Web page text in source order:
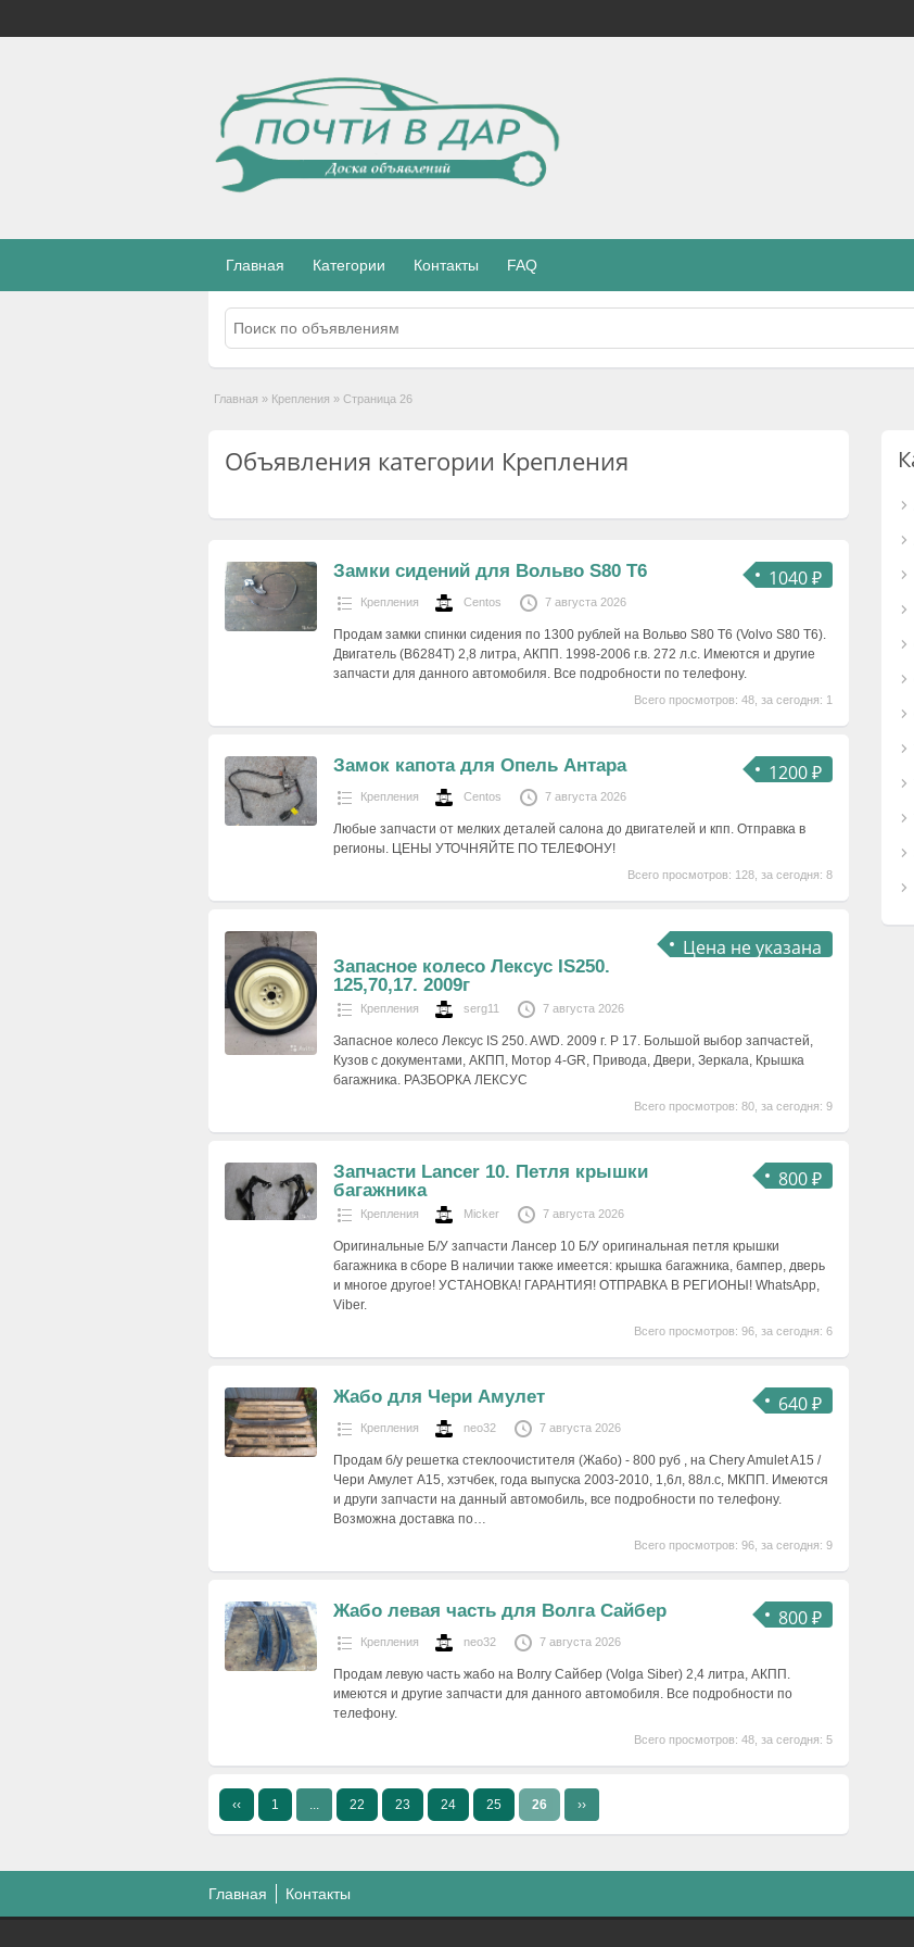
Главная Категории Контакты FAQ
Главная » Крепления » Страница 26
Объявления категории Крепления
1040 ₽
Замки сидений для Вольво S80 T6
Крепления Centos 7 августа 2026
Продам замки спинки сидения по 1300 рублей на Вольво S80 T6 (Volvo S80 T6).
Двигатель (B6284T) 2,8 литра, АКПП. 1998-2006 г.в. 272 л.с. Имеются и другие
запчасти для данного автомобиля. Все подробности по телефону.
Всего просмотров: 48, за сегодня: 1
1200 ₽
Замок капота для Опель Антара
Крепления Centos 7 августа 2026
Любые запчасти от мелких деталей салона до двигателей и кпп. Отправка в
регионы. ЦЕНЫ УТОЧНЯЙТЕ ПО ТЕЛЕФОНУ!
Всего просмотров: 128, за сегодня: 8
Цена не указана
Запасное колесо Лексус IS250.
125,70,17. 2009г
Крепления serg11 7 августа 2026
Запасное колесо Лексус IS 250. AWD. 2009 г. Р 17. Большой выбор запчастей,
Кузов с документами, АКПП, Мотор 4-GR, Привода, Двери, Зеркала, Крышка
багажника. РАЗБОРКА ЛЕКСУС
Всего просмотров: 80, за сегодня: 9
800 ₽
Запчасти Lancer 10. Петля крышки
багажника
Крепления Micker 7 августа 2026
Оригинальные Б/У запчасти Лансер 10 Б/У оригинальная петля крышки
багажника в сборе В наличии также имеется: крышка багажника, бампер, дверь
и многое другое! УСТАНОВКА! ГАРАНТИЯ! ОТПРАВКА В РЕГИОНЫ! WhatsApp,
Viber.
Всего просмотров: 96, за сегодня: 6
640 ₽
Жабо для Чери Амулет
Крепления neo32 7 августа 2026
Продам б/у решетка стеклоочистителя (Жабо) - 800 руб , на Chery Amulet A15 /
Чери Амулет А15, хэтчбек, года выпуска 2003-2010, 1,6л, 88л.с, МКПП. Имеются
и други запчасти на данный автомобиль, все подробности по телефону.
Возможна доставка по…
Всего просмотров: 96, за сегодня: 9
800 ₽
Жабо левая часть для Волга Сайбер
Крепления neo32 7 августа 2026
Продам левую часть жабо на Волгу Сайбер (Volga Siber) 2,4 литра, АКПП.
имеются и другие запчасти для данного автомобиля. Все подробности по
телефону.
Всего просмотров: 48, за сегодня: 5
‹‹ 1 ... 22 23 24 25 26 ››
Главная Контакты